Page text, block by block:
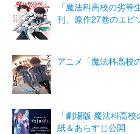
「魔法科高校の劣
刊、原作27巻のエピ
アニメ「魔法科高校
「劇場版 魔法科高
紙＆あらすじ公開